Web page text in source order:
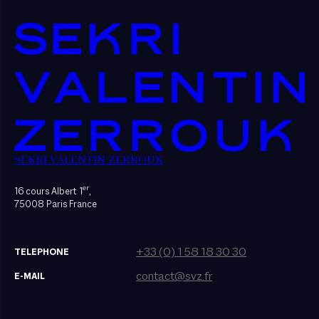
SEKRI VALENTIN ZERROUK
16 cours Albert 1er,
75008 Paris France
TELEPHONE +33 (0) 1 58 18 30 30
E-MAIL contact@svz.fr